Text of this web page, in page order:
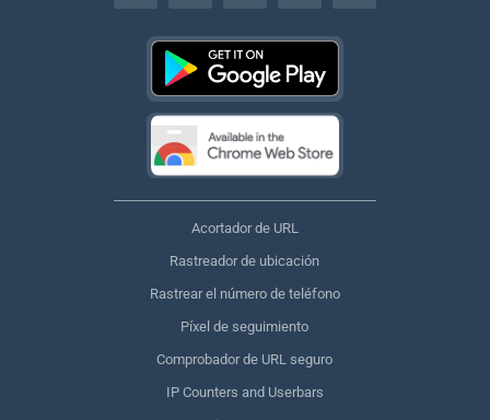
Acortador de URL
Rastreador de ubicación
Rastrear el número de teléfono
Píxel de seguimiento
Comprobador de URL seguro
IP Counters and Userbars